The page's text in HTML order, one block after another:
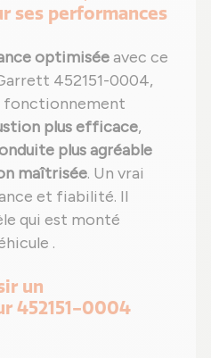
ses performances
optimiséeavec ce
452151-0004,
fonctionnement
plus efficace,
plus agréable
maîtrisée. Un vrai
et fiabilité. Il
qui est monté
.
un
452151-0004